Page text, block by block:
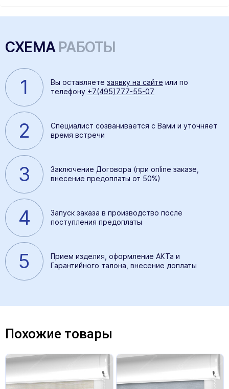
СХЕМА РАБОТЫ
1 Вы оставляете заявку на сайте или по
телефону +7(495)777-55-07
2
Специалист созванивается с Вами и уточняет
время встречи
3
Заключение Договора (при online заказе,
внесение предоплаты от 50%)
4
Запуск заказа в производство после
поступления предоплаты
5
Прием изделия, оформление АКТа и
Гарантийного талона, внесение доплаты
Похожие товары